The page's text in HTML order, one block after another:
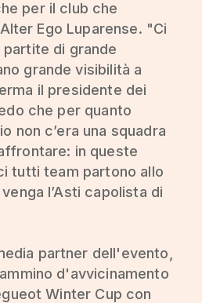
per il club che
Ego Luparense. "Ci
partite di grande
grande visibilità a
il presidente dei
che per quanto
non c’era una squadra
in queste
tutti team partono allo
l’Asti capolista di
partner dell'evento,
d'avvicinamento
Winter Cup con